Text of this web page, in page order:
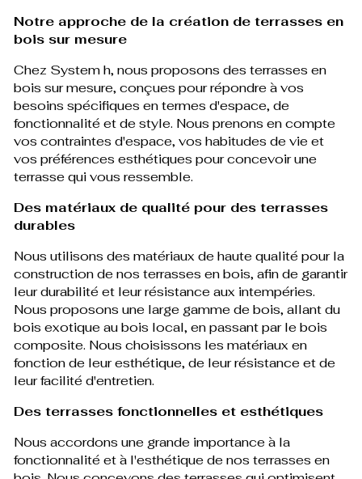
Notre approche de la création de terrasses en
bois sur mesure
Chez System h, nous proposons des terrasses en
bois sur mesure, conçues pour répondre à vos
besoins spécifiques en termes d'espace, de
fonctionnalité et de style. Nous prenons en compte
vos contraintes d'espace, vos habitudes de vie et
vos préférences esthétiques pour concevoir une
terrasse qui vous ressemble.
Des matériaux de qualité pour des terrasses
durables
Nous utilisons des matériaux de haute qualité pour la
construction de nos terrasses en bois, afin de garantir
leur durabilité et leur résistance aux intempéries.
Nous proposons une large gamme de bois, allant du
bois exotique au bois local, en passant par le bois
composite. Nous choisissons les matériaux en
fonction de leur esthétique, de leur résistance et de
leur facilité d'entretien.
Des terrasses fonctionnelles et esthétiques
Nous accordons une grande importance à la
fonctionnalité et à l'esthétique de nos terrasses en